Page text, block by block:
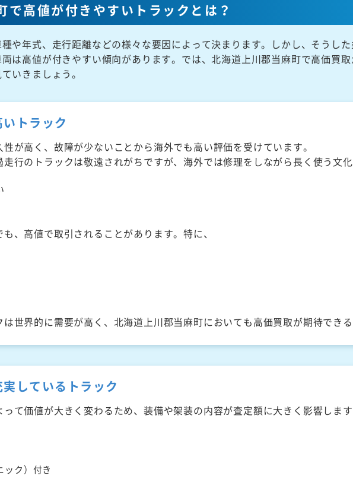
で高値が付きやすいトラックとは？
や年式、走行距離などの様々な要因によって決まります。しかし、そうし
は高値が付きやすい傾向があります。では、北海道上川郡当麻町で高価買
いきましょう。
トラック
が高く、故障が少ないことから海外でも高い評価を受けています。
行のトラックは敬遠されがちですが、海外では修理をしながら長く使う文化
、高値で取引されることがあります。特に、
世界的に需要が高く、北海道上川郡当麻町においても高価買取が期待できる
しているトラック
って価値が大きく変わるため、装備や架装の内容が査定額に大きく影響します
ック）付き